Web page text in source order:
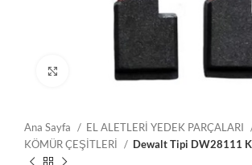
Click to enlarge
Ana Sayfa
EL ALETLERİ YEDEK PARÇALARI
KÖMÜR ÇEŞİTLERİ
Dewalt Tipi DW28111